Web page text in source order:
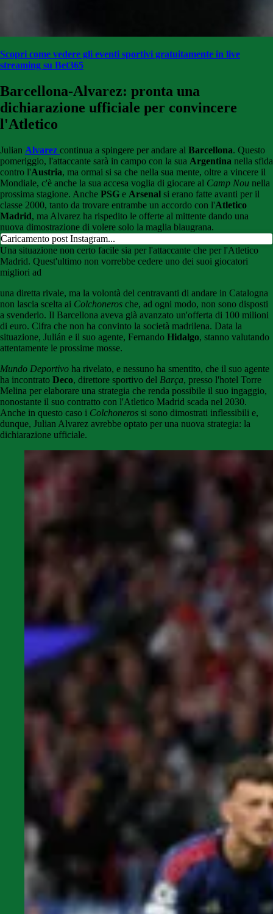
Scopri come vedere gli eventi sportivi gratuitamente in live
streaming su Bet365
Barcellona-Alvarez: pronta una
dichiarazione ufficiale per convincere
l'Atletico
Julian Alvarez continua a spingere per andare al Barcellona. Questo
pomeriggio, l'attaccante sarà in campo con la sua Argentina nella sfida
contro l'Austria, ma ormai si sa che nella sua mente, oltre a vincere il
Mondiale, c'è anche la sua accesa voglia di giocare al Camp Nou nella
prossima stagione. Anche PSG e Arsenal si erano fatte avanti per il
classe 2000, tanto da trovare entrambe un accordo con l'Atletico
Madrid, ma Alvarez ha rispedito le offerte al mittente dando una
nuova dimostrazione di volere solo la maglia blaugrana.
Caricamento post Instagram...
Una situazione non certo facile sia per l'attaccante che per l'Atletico
Madrid. Quest'ultimo non vorrebbe cedere uno dei suoi giocatori
migliori ad
una diretta rivale, ma la volontà del centravanti di andare in Catalogna
non lascia scelta ai Colchoneros che, ad ogni modo, non sono disposti
a svenderlo. Il Barcellona aveva già avanzato un'offerta di 100 milioni
di euro. Cifra che non ha convinto la società madrilena. Data la
situazione, Julián e il suo agente, Fernando Hidalgo, stanno valutando
attentamente le prossime mosse.
Mundo Deportivo ha rivelato, e nessuno ha smentito, che il suo agente
ha incontrato Deco, direttore sportivo del Barça, presso l'hotel Torre
Melina per elaborare una strategia che renda possibile il suo ingaggio,
nonostante il suo contratto con l'Atletico Madrid scada nel 2030.
Anche in questo caso i Colchoneros si sono dimostrati inflessibili e,
dunque, Julian Alvarez avrebbe optato per una nuova strategia: la
dichiarazione ufficiale.